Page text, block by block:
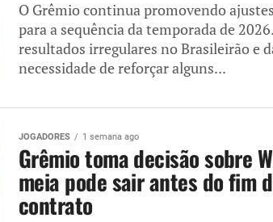
O Grêmio continua promovendo
para a sequência da temporada de
resultados irregulares no Brasileirão e
necessidade de reforçar alguns...
JOGADORES 1 semana ago
Grêmio toma decisão sobre
meia pode sair antes do fim
contrato